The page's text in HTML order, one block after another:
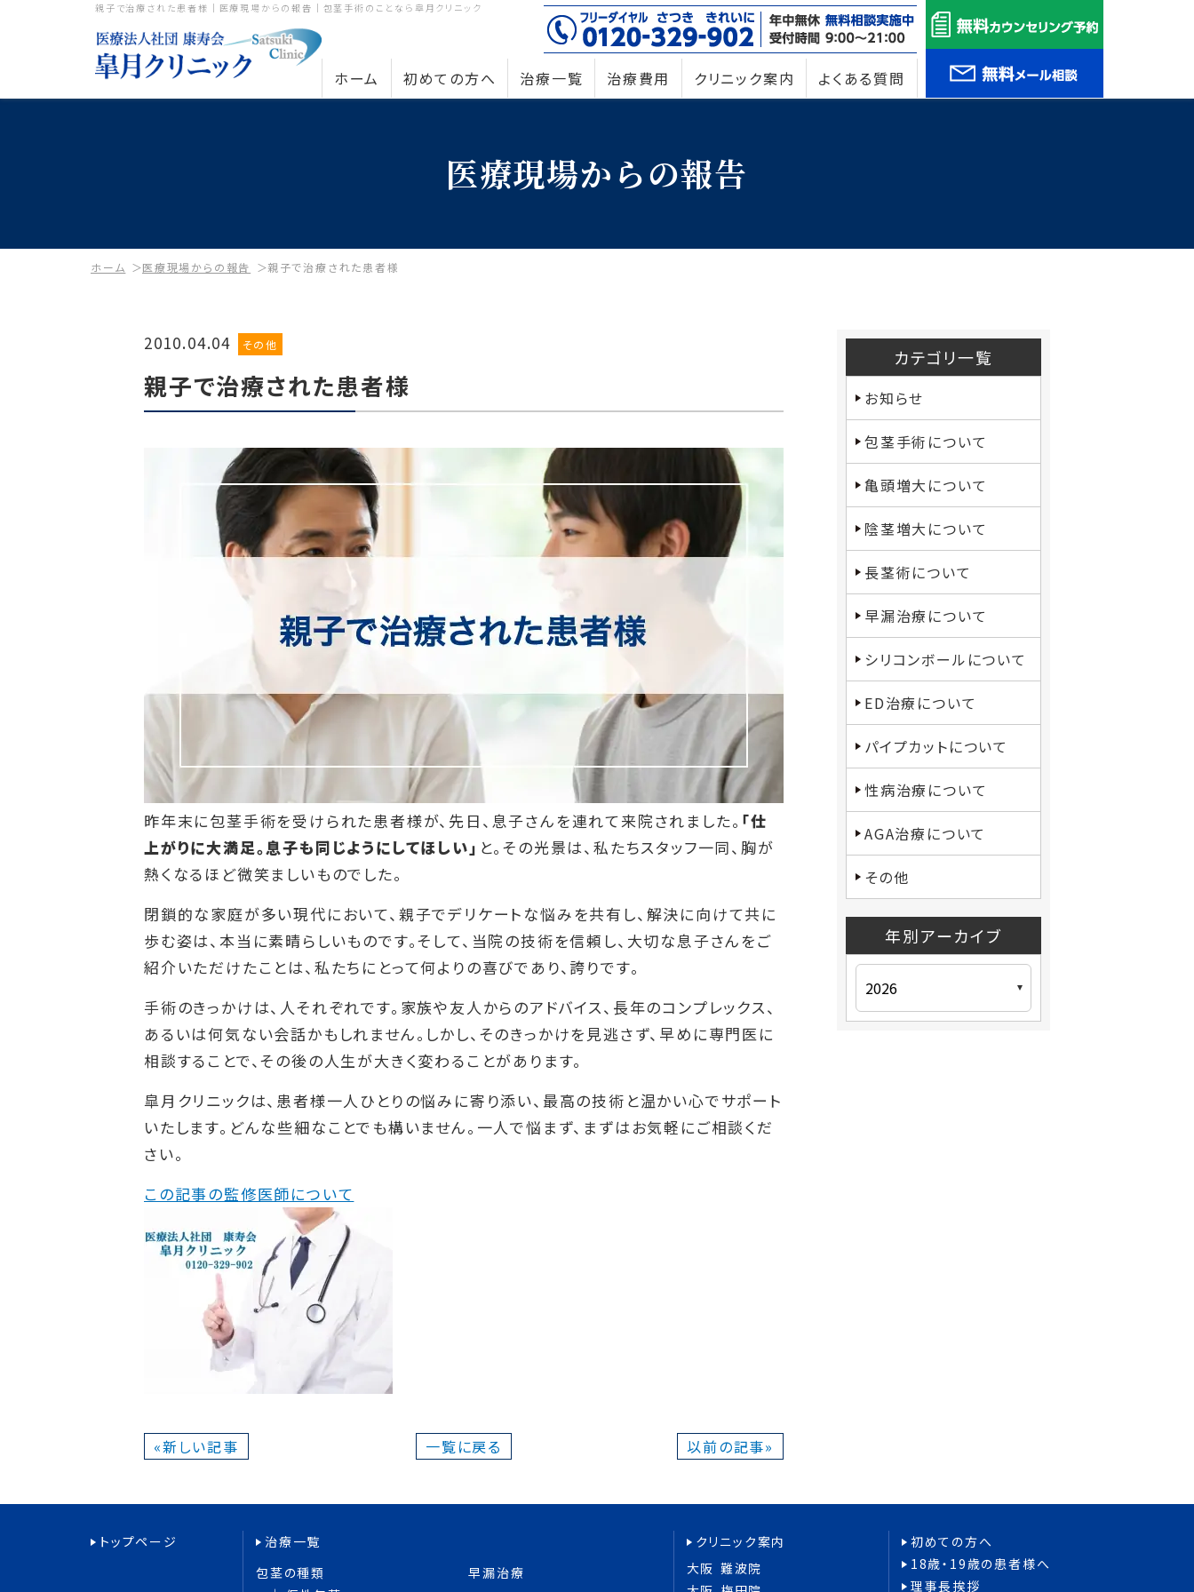
親子で治療された患者様｜医療現場からの報告｜包茎手術のことなら皐月クリニック
ホーム 初めての方へ 治療一覧 治療費用 クリニック案内 よくある質問
医療現場からの報告
ホーム 医療現場からの報告 親子で治療された患者様
2010.04.04 その他
親子で治療された患者様
昨年末に包茎手術を受けられた患者様が、先日、息子さんを連れて来院されました。 「仕
上がりに大満足。息子も同じようにしてほしい」 と。その光景は、私たちスタッフ一同、胸が
熱くなるほど微笑ましいものでした。
閉鎖的な家庭が多い現代において、親子でデリケートな悩みを共有し、解決に向けて共に
歩む姿は、本当に素晴らしいものです。そして、当院の技術を信頼し、大切な息子さんをご
紹介いただけたことは、私たちにとって何よりの喜びであり、誇りです。
手術のきっかけは、人それぞれです。家族や友人からのアドバイス、長年のコンプレックス、
あるいは何気ない会話かもしれません。しかし、そのきっかけを見逃さず、早めに専門医に
相談することで、その後の人生が大きく変わることがあります。
皐月クリニックは、患者様一人ひとりの悩みに寄り添い、最高の技術と温かい心でサポート
いたします。どんな些細なことでも構いません。一人で悩まず、まずはお気軽にご相談くだ
さい。
この記事の監修医師について
«新しい記事 一覧に戻る 以前の記事»
カテゴリ一覧
お知らせ
包茎手術について
亀頭増大について
陰茎増大について
長茎術について
早漏治療について
シリコンボールについて
ED治療について
パイプカットについて
性病治療について
AGA治療について
その他
年別アーカイブ
トップページ
治療一覧
包茎の種類
早漏治療
クリニック案内
大阪 難波院
初めての方へ
18歳・19歳の患者様へ
理事長挨拶